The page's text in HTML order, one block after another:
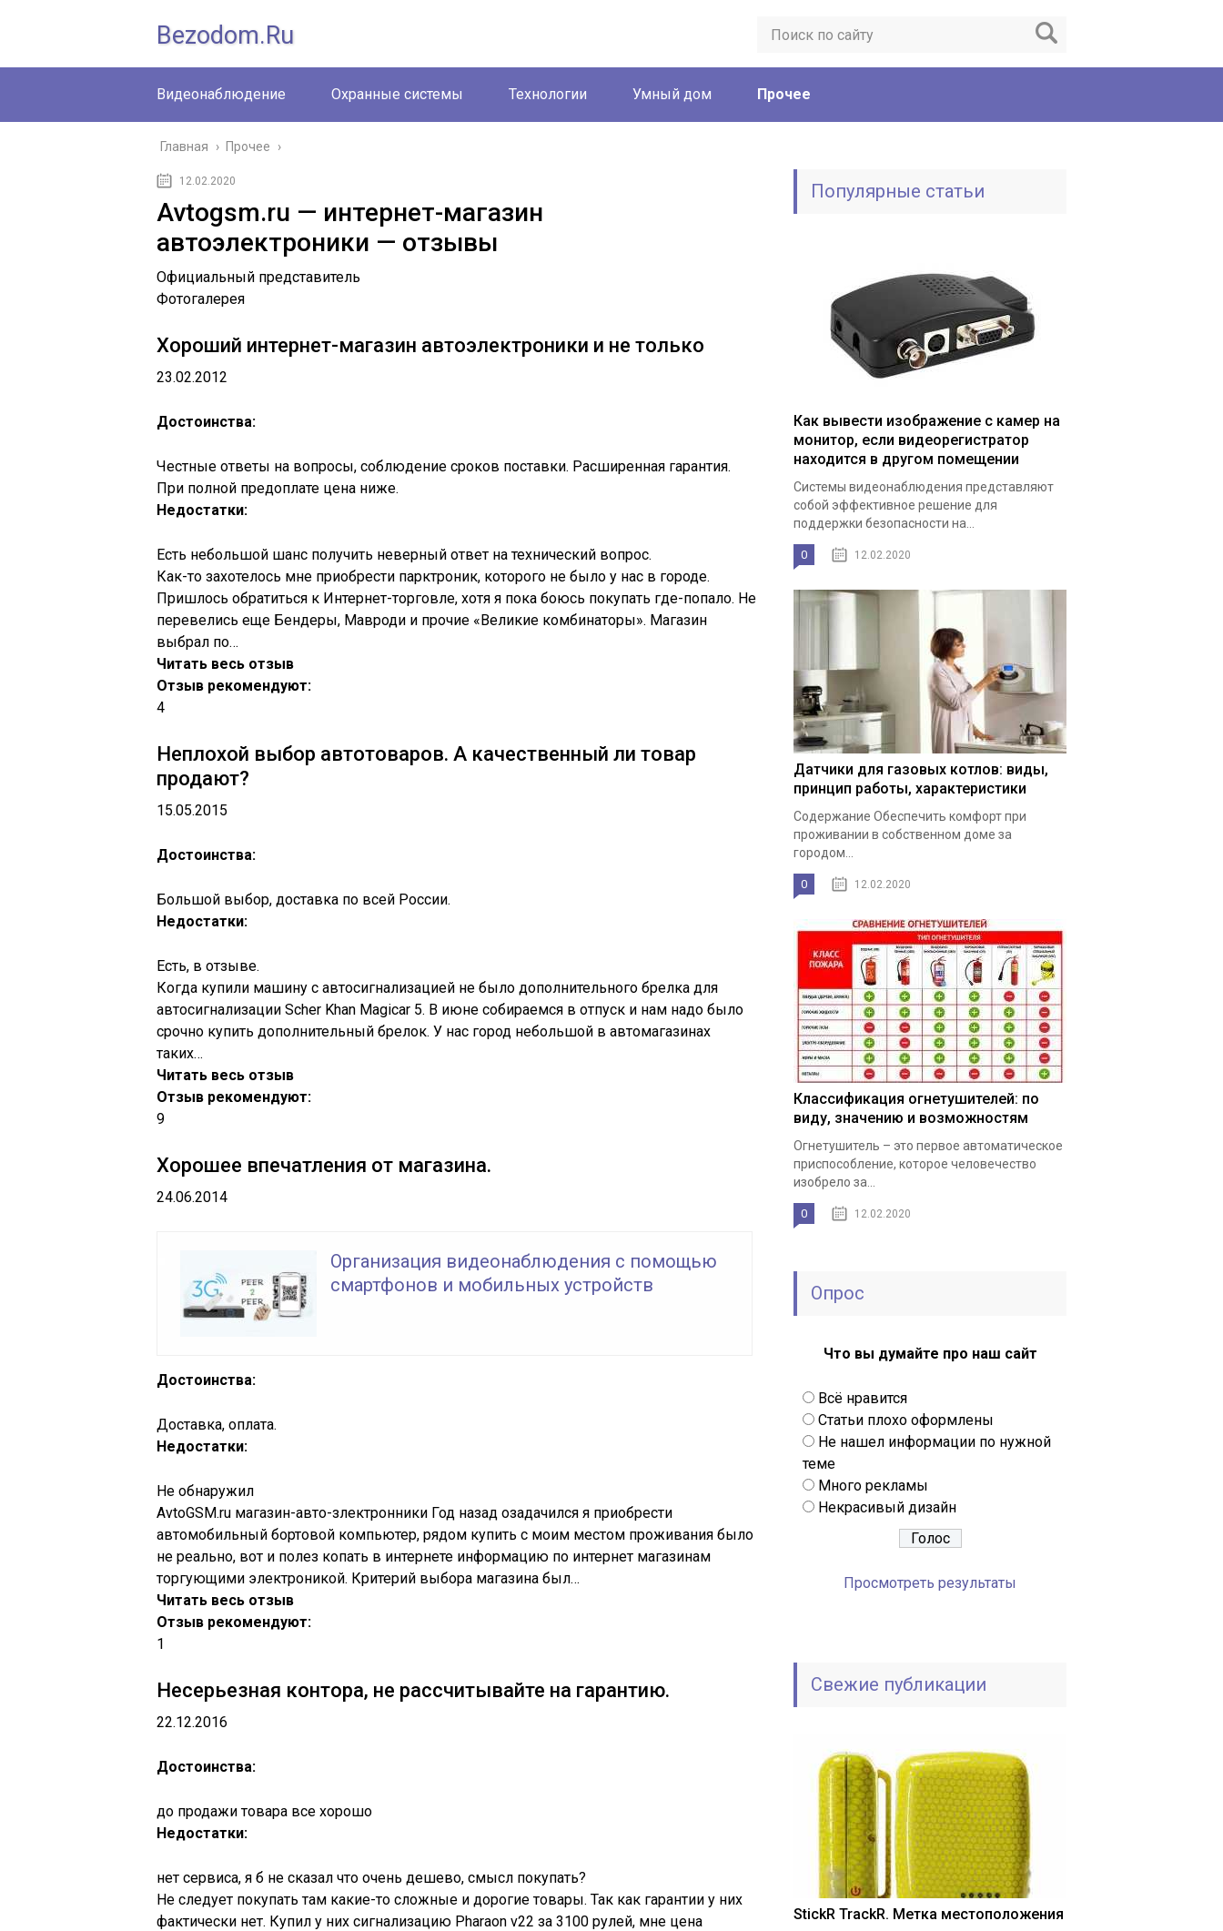
Bezodom.ru
Видеонаблюдение Охранные системы Технологии Умный дом Прочее
Главная › Прочее ›
12.02.2020
Avtogsm.ru — интернет-магазин
автоэлектроники — отзывы
Официальный представитель
Фотогалерея
Хороший интернет-магазин автоэлектроники и не только
23.02.2012
Достоинства:
Честные ответы на вопросы, соблюдение сроков поставки. Расширенная гарантия.
При полной предоплате цена ниже.
Недостатки:
Есть небольшой шанс получить неверный ответ на технический вопрос.
Как-то захотелось мне приобрести парктроник, которого не было у нас в городе.
Пришлось обратиться к Интернет-торговле, хотя я пока боюсь покупать где-попало. Не
перевелись еще Бендеры, Мавроди и прочие «Великие комбинаторы». Магазин
выбрал по…
Читать весь отзыв
Отзыв рекомендуют:
4
Неплохой выбор автотоваров. А качественный ли товар
продают?
15.05.2015
Достоинства:
Большой выбор, доставка по всей России.
Недостатки:
Есть, в отзыве.
Когда купили машину с автосигнализацией не было дополнительного брелка для
автосигнализации Scher Khan Magicar 5. В июне собираемся в отпуск и нам надо было
срочно купить дополнительный брелок. У нас город небольшой в автомагазинах
таких…
Читать весь отзыв
Отзыв рекомендуют:
9
Хорошее впечатления от магазина.
24.06.2014
Организация видеонаблюдения с помощью
смартфонов и мобильных устройств
Достоинства:
Доставка, оплата.
Недостатки:
Не обнаружил
AvtoGSM.ru магазин-авто-злектронники Год назад озадачился я приобрести
автомобильный бортовой компьютер, рядом купить с моим местом проживания было
не реально, вот и полез копать в интернете информацию по интернет магазинам
торгующими электроникой. Критерий выбора магазина был…
Читать весь отзыв
Отзыв рекомендуют:
1
Несерьезная контора, не рассчитывайте на гарантию.
22.12.2016
Достоинства:
до продажи товара все хорошо
Недостатки:
нет сервиса, я б не сказал что очень дешево, смысл покупать?
Не следует покупать там какие-то сложные и дорогие товары. Так как гарантии у них
фактически нет. Купил у них сигнализацию Pharaon v22 за 3100 рулей, мне цена
Популярные статьи
Как вывести изображение с камер на
монитор, если видеорегистратор
находится в другом помещении
Системы видеонаблюдения представляют
собой эффективное решение для
поддержки безопасности на...
0 12.02.2020
Датчики для газовых котлов: виды,
принцип работы, характеристики
Содержание Обеспечить комфорт при
проживании в собственном доме за
городом...
0 12.02.2020
Классификация огнетушителей: по
виду, значению и возможностям
Огнетушитель – это первое автоматическое
приспособление, которое человечество
изобрело за...
0 12.02.2020
Опрос
Что вы думайте про наш сайт
Всё нравится
Статьи плохо оформлены
Не нашел информации по нужной
теме
Много рекламы
Некрасивый дизайн
Просмотреть результаты
Свежие публикации
StickR TrackR. Метка местоположения